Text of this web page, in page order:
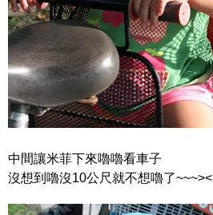
中間讓米菲下來嚕嚕看車子
沒想到嚕沒10公尺就不想嚕了~~~><